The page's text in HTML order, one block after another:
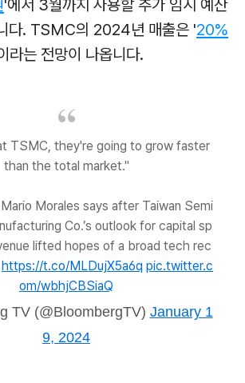
'에서 3월까지 사용할 추가 임시 예산
다. TSMC의 2024년 매출은 '20%
라는 전망이 나옵니다.
TSMC, they're going to grow faster
than the total market."
Morales says after Taiwan Semi
Co.’s outlook for capital sp
lifted hopes of a broad tech rec
https://t.co/MLDujX5a6q pic.twitter.c
om/wbhjCBSiaQ
TV (@BloombergTV) January 1
9, 2024